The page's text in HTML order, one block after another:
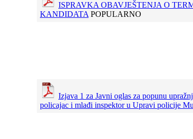
ISPRAVKA OBAVJEŠTENJA O
KANDIDATA POPULARNO
Izjava 1 za Javni oglas za popunu
policajac i mlađi inspektor u Upravi policije